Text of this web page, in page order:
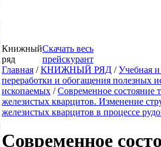
Книжный
ряд
Скачать весь
прейскурант
Главная /КНИЖНЫЙ РЯД /Учебная и
переработки и обогащения полезных
ископаемых /Современное состояние
железистых кварцитов. Изменение
железистых кварцитов в процессе
Современное